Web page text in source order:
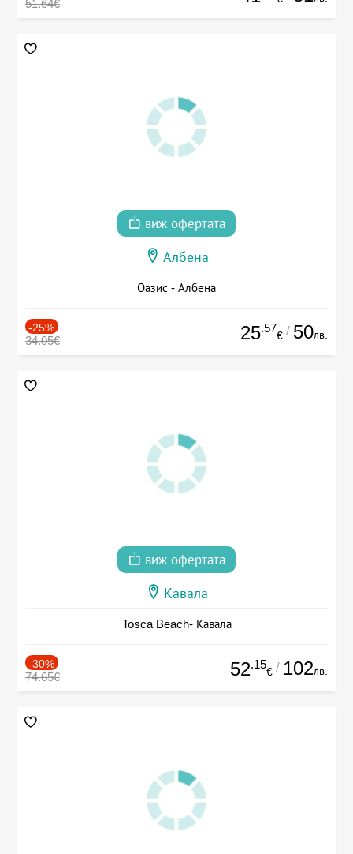
51.64€
виж офертата
Албена
Оазис - Албена
-25%
34.05€ 25.57
€ / 50лв.
виж офертата
Кавала
Tosca Beach- Кавала
-30%
74.65€ 52.15
€ / 102лв.